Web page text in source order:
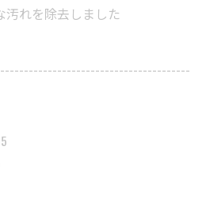
汚れを除去しました